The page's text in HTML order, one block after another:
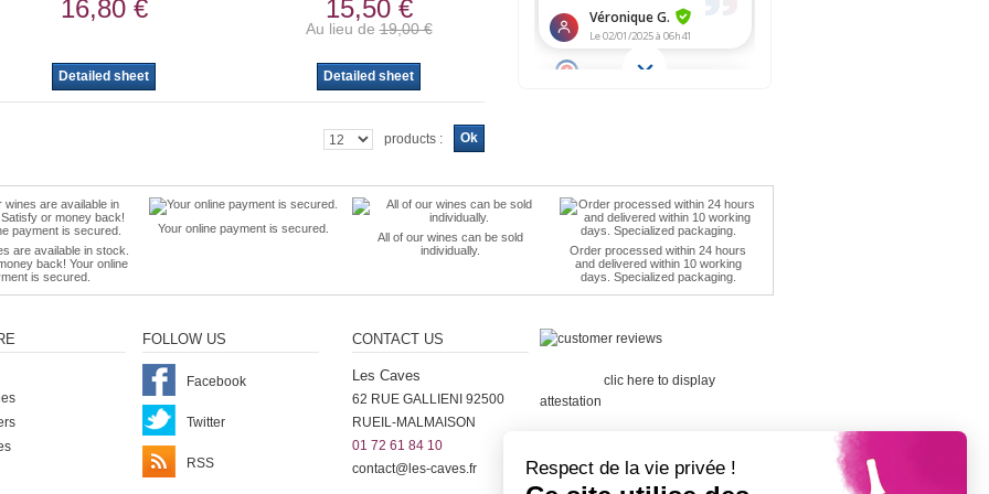
16,80 €
Detailed sheet
15,50 €
Au lieu de19,00 €
Detailed sheet
Ok
products :
are available in stock.
back! Your online
is secured.
Your online payment is secured.
All of our wines can be sold
individually.
Order processed within 24 hours
and delivered within 10 working
days. Specialized packaging.
FOLLOW US
Facebook
Twitter
RSS
CONTACT US
Les Caves
62 RUE GALLIENI 92500
RUEIL-MALMAISON
01 72 61 84 10
contact@les-caves.fr
clic here to display
attestation
Respect de la vie privée !